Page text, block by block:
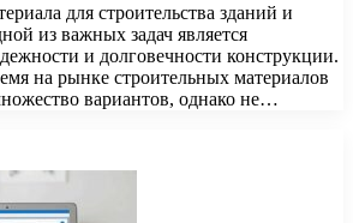
для строительства зданий и
из важных задач является
и долговечности конструкции.
на рынке строительных материалов
вариантов, однако не…